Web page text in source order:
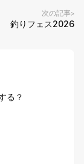
次の記事>
釣りフェス2026
る？